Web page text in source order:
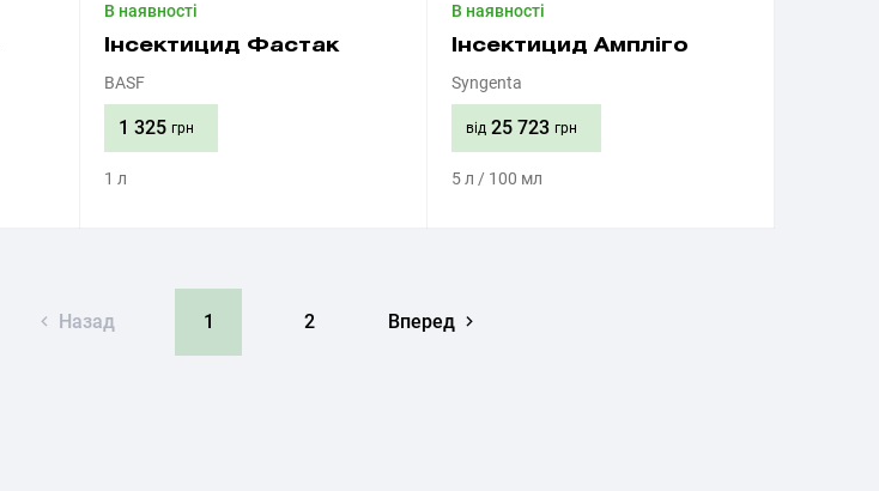
В наявності
Інсектицид Фастак
BASF
1 325 грн
1 л
В наявності
Інсектицид Ампліго
Syngenta
від 25 723 грн
5 л / 100 мл
Назад 1 2 Вперед